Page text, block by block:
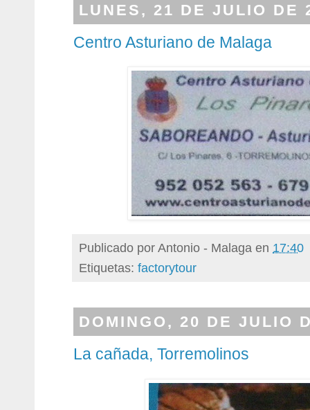
LUNES, 21 DE JULIO DE
Centro Asturiano de Malaga
Publicado porAntonio - Malaga en 17:40
Etiquetas: factorytour
DOMINGO, 20 DE JULIO
La cañada, Torremolinos